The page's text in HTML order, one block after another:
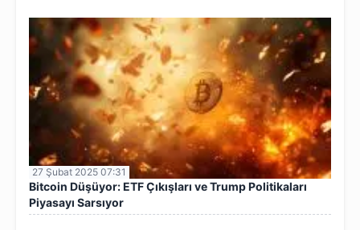
27 Şubat 2025 07:31
Bitcoin Düşüyor: ETF Çıkışları ve Trump Politikaları
Piyasayı Sarsıyor